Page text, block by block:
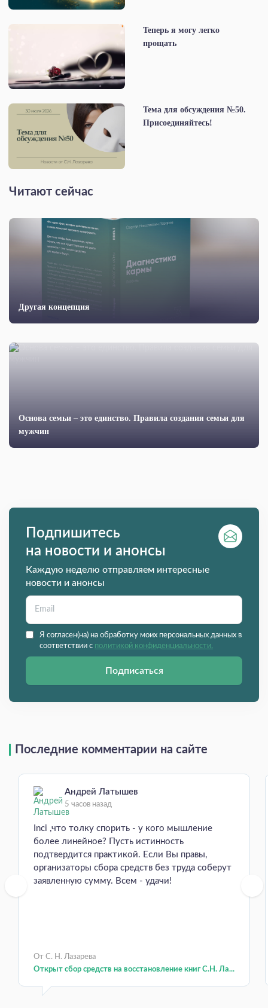
Теперь я могу легко
прощать
Тема для обсуждения №50.
Присоединяйтесь!
Читают сейчас
Другая концепция
Основа семьи – это единство. Правила создания семьи для
мужчин
Подпишитесь
на новости и анонсы
Каждую неделю отправляем интересные
новости и анонсы
Я согласен(на) на обработку моих персональных данных в
соответствии с политикой конфиденциальности.
Подписаться
Последние комментарии на сайте
Андрей Латышев
5 часов назад
Inci ,что толку спорить - у кого мышление
более линейное? Пусть истинность
подтвердится практикой. Если Вы правы,
организаторы сбора средств без труда соберут
заявленную сумму. Всем - удачи!
От С. Н. Лазарева
Открыт сбор средств на восстановление книг С.Н. Ла...